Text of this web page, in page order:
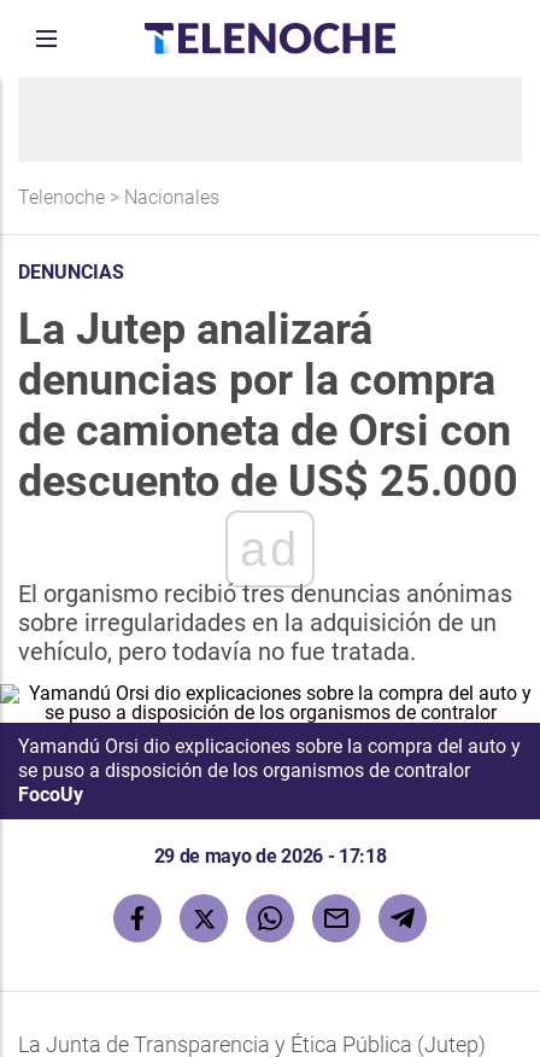
Telenoche > Nacionales
DENUNCIAS
La Jutep analizará
denuncias por la compra
de camioneta de Orsi con
descuento de US$ 25.000
ad
El organismo recibió tres denuncias anónimas
sobre irregularidades en la adquisición de un
vehículo, pero todavía no fue tratada.
Yamandú Orsi dio explicaciones sobre la compra del auto y
se puso a disposición de los organismos de contralor
FocoUy
29 de mayo de 2026 - 17:18
La Junta de Transparencia y Ética Pública (Jutep)